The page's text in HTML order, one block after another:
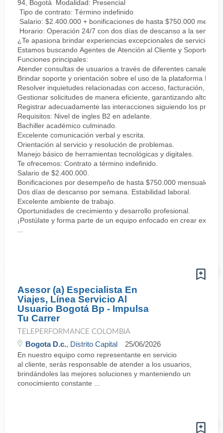
94, Bogotá Modalidad: Presencial
Tipo de contrato: Término indefinido
Salario: $2.400.000 + bonificaciones de hasta $750.000
Horario: Operación 24/7 con dos días de descanso a la
¿Te apasiona brindar experiencias excepcionales de servicio?
Estamos buscando Agentes de Atención al Cliente y Soporte
Funciones principales:
Atender consultas de usuarios a través de diferentes canales
Brindar soporte y orientación sobre el uso de la plataforma
Resolver inquietudes relacionadas con acceso, facturación,
Gestionar solicitudes de manera eficiente, garantizando altos
Registrar adecuadamente las interacciones siguiendo los
Requisitos: Nivel de ingles B2 en adelante.
Bachiller académico culminado.
Excelente comunicación verbal y escrita.
Orientación al servicio y resolución de problemas.
Manejo básico de herramientas tecnológicas y digitales.
Te ofrecemos: Contrato a término indefinido.
Salario de $2.400.000.
Bonificaciones por desempeño de hasta $750.000 mensuales.
Dos días de descanso por semana. Estabilidad laboral.
Excelente ambiente de trabajo.
Oportunidades de crecimiento y desarrollo profesional.
¡Postúlate y forma parte de un equipo enfocado en crear
Asesor (a) Especialista En
Viajes, Línea Servicio Al
Usuario Bogotá Bp - Impulsa
Tu Carrer
TELEPERFORMANCE COLOMBIA
Bogota D.c., Distrito Capital 25/06/2026
En nuestro equipo como representante en servicio
al cliente, serás responsable de atender a los usuarios,
brindándoles las mejores soluciones y manteniendo un
conocimiento constante ...